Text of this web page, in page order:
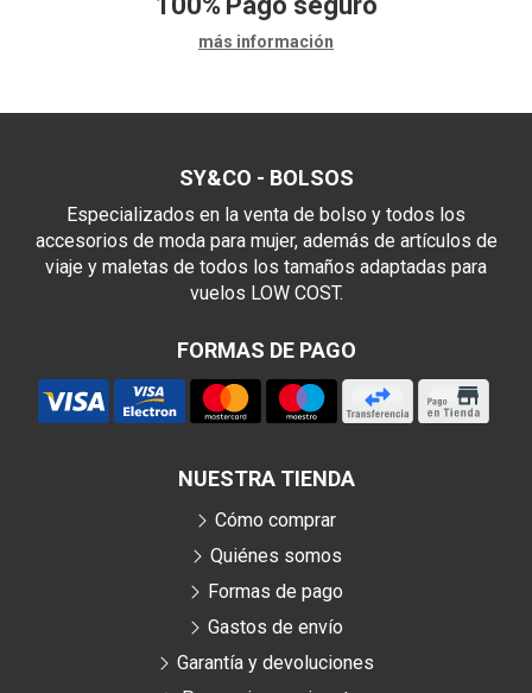
más información
SY&CO - BOLSOS
Especializados en la venta de bolso y todos los
accesorios de moda para mujer, además de artículos de
viaje y maletas de todos los tamaños adaptadas para
vuelos LOW COST.
FORMAS DE PAGO
NUESTRA TIENDA
Cómo comprar
Quiénes somos
Formas de pago
Gastos de envío
Garantía y devoluciones